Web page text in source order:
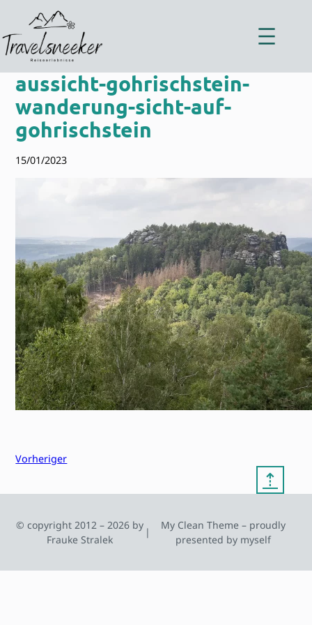
springen
aussicht-gohrischstein-
wanderung-sicht-auf-
gohrischstein
15/01/2023
Vorheriger
⇡
© copyright 2012 – 2026 by
Frauke Stralek
|
My Clean Theme – proudly
presented by myself